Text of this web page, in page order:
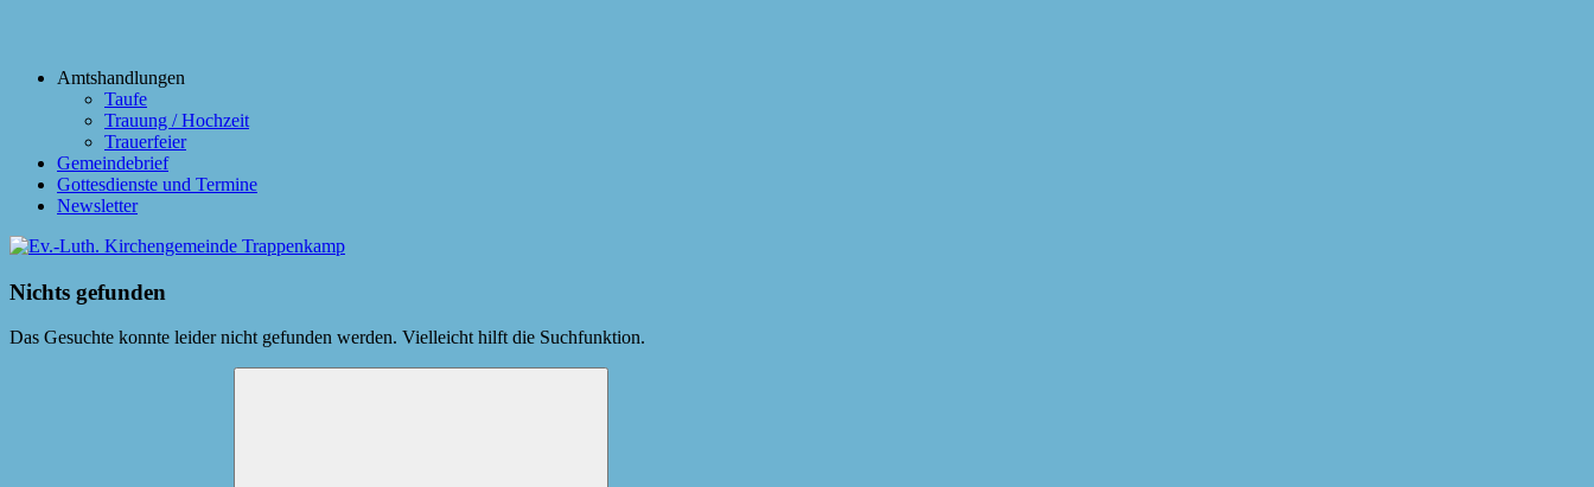
Amtshandlungen
Taufe
Trauung / Hochzeit
Trauerfeier
Gemeindebrief
Gottesdienste und Termine
Newsletter
Nichts gefunden
Das Gesuchte konnte leider nicht gefunden werden. Vielleicht hilft die Suchfunktion.